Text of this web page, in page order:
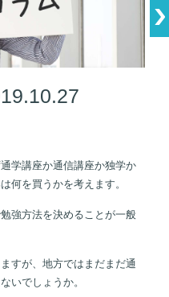
学講座か通信講座か独学か
何を買うかを考えます。
強方法を決めることが一般
すが、地方ではまだまだ通
いでしょうか。